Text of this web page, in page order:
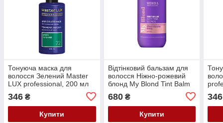
Тонуюча маска для
волосся Зелений Master
LUX professional, 200 мл
346 ₴
Купити
Відтінковий бальзам для
волосся Ніжно-рожевий
блонд My Blond Tint Balm
Sedera Professional, 250
мл
680₴
Купити
346